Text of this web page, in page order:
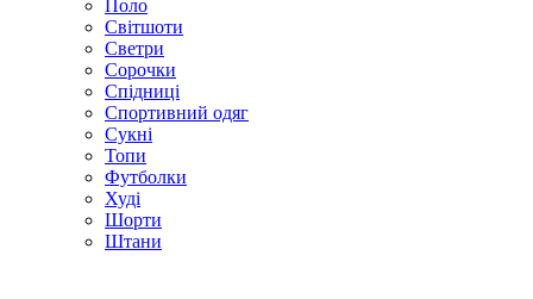
Поло
Світшоти
Светри
Сорочки
Спідниці
Спортивний одяг
Сукні
Топи
Футболки
Худі
Шорти
Штани